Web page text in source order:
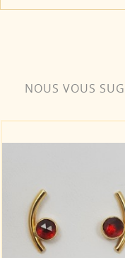
NOUS VOUS